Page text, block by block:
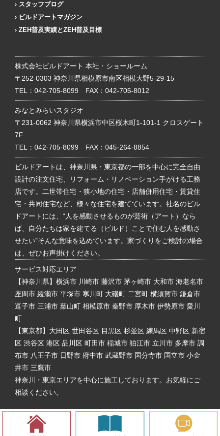
スタッフブログ
ビルドアートマガジン
ZEH普及実績とZEH普及目標
株式会社ビルドアート 本社・ショールーム
〒252-0303 神奈川県相模原市南区相模大野5-29-15
TEL： 042-705-8099 FAX：042-705-8012
みなとみらいスタジオ
〒231-0062 神奈川県横浜市中区桜木町1-101-1 クロスゲート
7F
TEL： 042-705-8099 FAX：045-264-8854
ビルドアートは、神奈川県・東京都の一部を中心に完全自由
設計の注文住宅、リフォーム・リノベーション手がける工務
店です。二世帯住宅・狭小地の住宅・店舗併用住宅・賃貸住
宅・共同住宅など、様々な住宅を建てています。社名のビル
ドアートには、“人を感動させるものが芸術（アート）なら
ば、自分たちは家を建てる（ビルド）ことで住む人を感動さ
せたい”そんな意味を込めています。家づくりをご検討の場合
は、ぜひお声掛けください。
サービス対応エリア
【神奈川県】横浜市 川崎市 藤沢市 茅ヶ崎市 大和市 海老名市
座間市 綾瀬市 平塚市 寒川町 大磯町 二宮町 横須賀市 鎌倉市
逗子市 三浦市 葉山町 相模原市 秦野市 厚木市 伊勢原市 愛川
町
【東京都】大田区 世田谷区 目黒区 杉並区 練馬区 中野区 新宿
区 渋谷区 港区 品川区 町田市 稲城市 狛江市 立川市 多摩市 調
布市 八王子市 日野市 府中市 武蔵野市 国分寺市 国立市 小金
井市 三鷹市
神奈川・東京エリアを中心に施工しております。お気軽にご
相談ください。
Copyright © Build Art. All rights reserved.